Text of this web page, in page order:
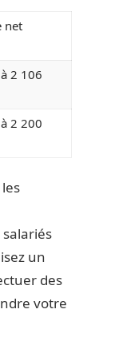
net
2 106
2 200
un
des
votre